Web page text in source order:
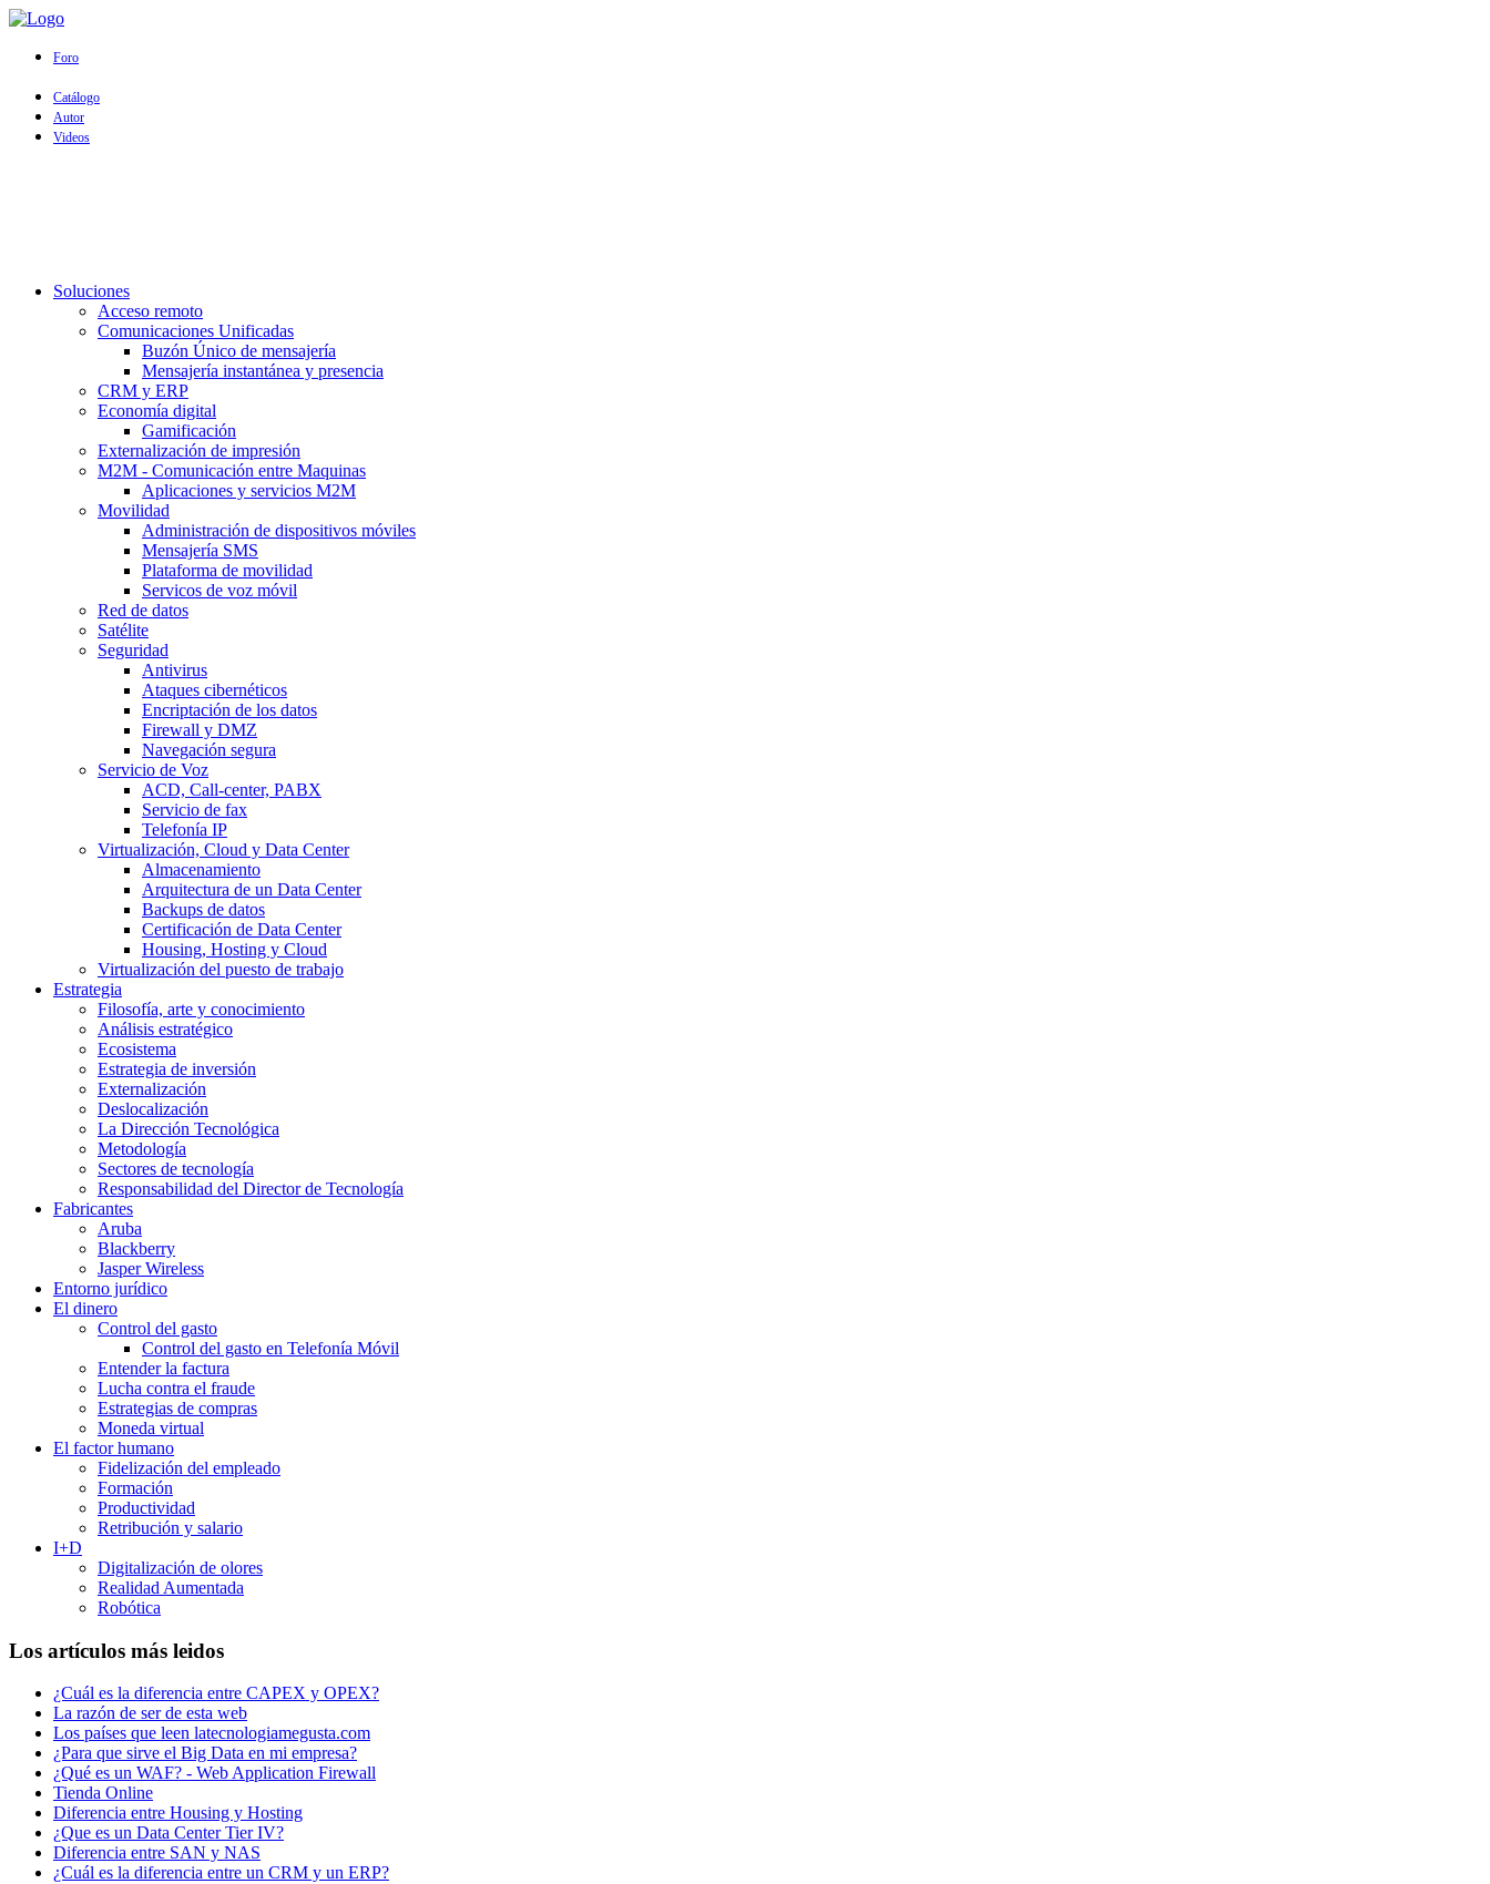
Foro
Catálogo
Autor
Videos
Soluciones
Acceso remoto
Comunicaciones Unificadas
Buzón Único de mensajería
Mensajería instantánea y presencia
CRM y ERP
Economía digital
Gamificación
Externalización de impresión
M2M - Comunicación entre Maquinas
Aplicaciones y servicios M2M
Movilidad
Administración de dispositivos móviles
Mensajería SMS
Plataforma de movilidad
Servicos de voz móvil
Red de datos
Satélite
Seguridad
Antivirus
Ataques cibernéticos
Encriptación de los datos
Firewall y DMZ
Navegación segura
Servicio de Voz
ACD, Call-center, PABX
Servicio de fax
Telefonía IP
Virtualización, Cloud y Data Center
Almacenamiento
Arquitectura de un Data Center
Backups de datos
Certificación de Data Center
Housing, Hosting y Cloud
Virtualización del puesto de trabajo
Estrategia
Filosofía, arte y conocimiento
Análisis estratégico
Ecosistema
Estrategia de inversión
Externalización
Deslocalización
La Dirección Tecnológica
Metodología
Sectores de tecnología
Responsabilidad del Director de Tecnología
Fabricantes
Aruba
Blackberry
Jasper Wireless
Entorno jurídico
El dinero
Control del gasto
Control del gasto en Telefonía Móvil
Entender la factura
Lucha contra el fraude
Estrategias de compras
Moneda virtual
El factor humano
Fidelización del empleado
Formación
Productividad
Retribución y salario
I+D
Digitalización de olores
Realidad Aumentada
Robótica
Los artículos más leidos
¿Cuál es la diferencia entre CAPEX y OPEX?
La razón de ser de esta web
Los países que leen latecnologiamegusta.com
¿Para que sirve el Big Data en mi empresa?
¿Qué es un WAF? - Web Application Firewall
Tienda Online
Diferencia entre Housing y Hosting
¿Que es un Data Center Tier IV?
Diferencia entre SAN y NAS
¿Cuál es la diferencia entre un CRM y un ERP?